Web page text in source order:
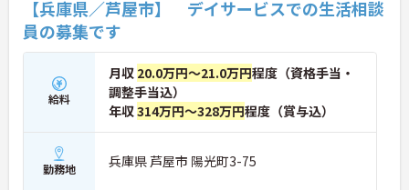
【兵庫県／芦屋市】 デイサービスでの生活相談
員の募集です
給料
月収 20.0万円～21.0万円程度（資格手当・
調整手当込）
年収314万円～328万円程度（賞与込）
勤務地 兵庫県 芦屋市 陽光町3-75